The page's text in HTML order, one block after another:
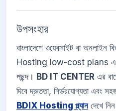
উপসংহার
বাংলাদেশে ওয়েবসাইট বা
Hosting low-cost plans একটি
পছন্দ। BD IT CENTER এর
দিবে দ্রুততা, নির্ভরযোগ্যতা এবং
BDIX Hosting প্ল্যানদেখে